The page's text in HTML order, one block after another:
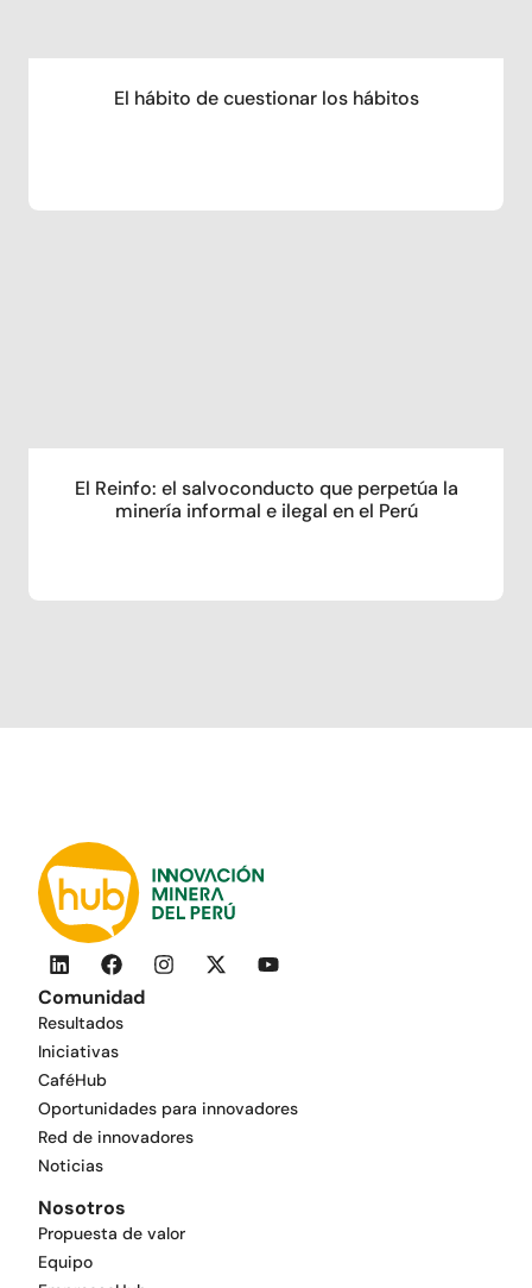
El hábito de cuestionar los hábitos
El Reinfo: el salvoconducto que perpetúa la
minería informal e ilegal en el Perú
Comunidad
Resultados
Iniciativas
CaféHub
Oportunidades para innovadores
Red de innovadores
Noticias
Nosotros
Propuesta de valor
Equipo